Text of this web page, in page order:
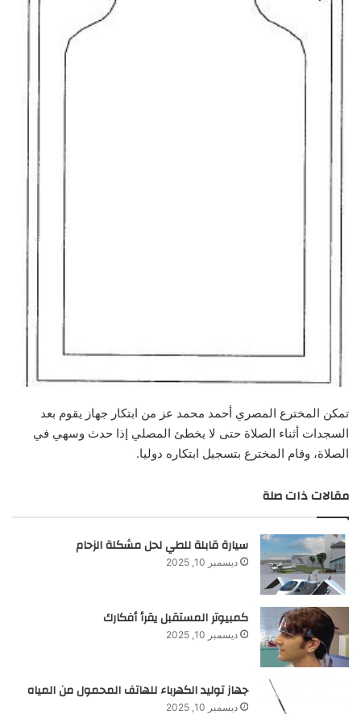
تمكن المخترع المصري أحمد محمد عز من ابتكار جهاز يقوم بعد
السجدات أثناء الصلاة حتى لا يخطئ المصلي إذا حدث وسهي في
الصلاة، وقام المخترع بتسجيل ابتكاره دوليا.
مقالات ذات صلة
سيارة قابلة للطي لحل مشكلة الزحام
ديسمبر 10, 2025
كمبيوتر المستقبل يقرأ أفكارك
ديسمبر 10, 2025
جهاز توليد الكهرباء للهاتف المحمول من المياه
ديسمبر 10, 2025